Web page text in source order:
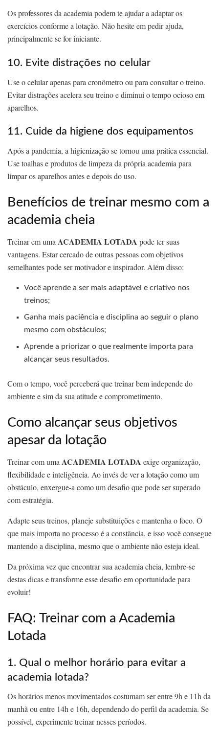
Os professores da academia podem te ajudar a adaptar os
exercícios conforme a lotação. Não hesite em pedir ajuda,
principalmente se for iniciante.
10. Evite distrações no celular
Use o celular apenas para cronômetro ou para consultar o treino.
Evitar distrações acelera seu treino e diminui o tempo ocioso em
aparelhos.
11. Cuide da higiene dos equipamentos
Após a pandemia, a higienização se tornou uma prática essencial.
Use toalhas e produtos de limpeza da própria academia para
limpar os aparelhos antes e depois do uso.
Benefícios de treinar mesmo com a
academia cheia
Treinar em uma ACADEMIA LOTADA pode ter suas
vantagens. Estar cercado de outras pessoas com objetivos
semelhantes pode ser motivador e inspirador. Além disso:
Você aprende a ser mais adaptável e criativo nos
treinos;
Ganha mais paciência e disciplina ao seguir o plano
mesmo com obstáculos;
Aprende a priorizar o que realmente importa para
alcançar seus resultados.
Com o tempo, você perceberá que treinar bem independe do
ambiente e sim da sua atitude e comprometimento.
Como alcançar seus objetivos
apesar da lotação
Treinar com umaACADEMIA LOTADA exige organização,
flexibilidade e inteligência. Ao invés de ver a lotação como um
obstáculo, enxergue-a como um desafio que pode ser superado
com estratégia.
Adapte seus treinos, planeje substituições e mantenha o foco. O
que mais importa no processo é a constância, e isso você consegue
mantendo a disciplina, mesmo que o ambiente não esteja ideal.
Da próxima vez que encontrar sua academia cheia, lembre-se
destas dicas e transforme esse desafio em oportunidade para
evoluir!
FAQ: Treinar com a Academia
Lotada
1. Qual o melhor horário para evitar a
academia lotada?
Os horários menos movimentados costumam ser entre 9h e 11h da
manhã ou entre 14h e 16h, dependendo do perfil da academia. Se
possível, experimente treinar nesses períodos.